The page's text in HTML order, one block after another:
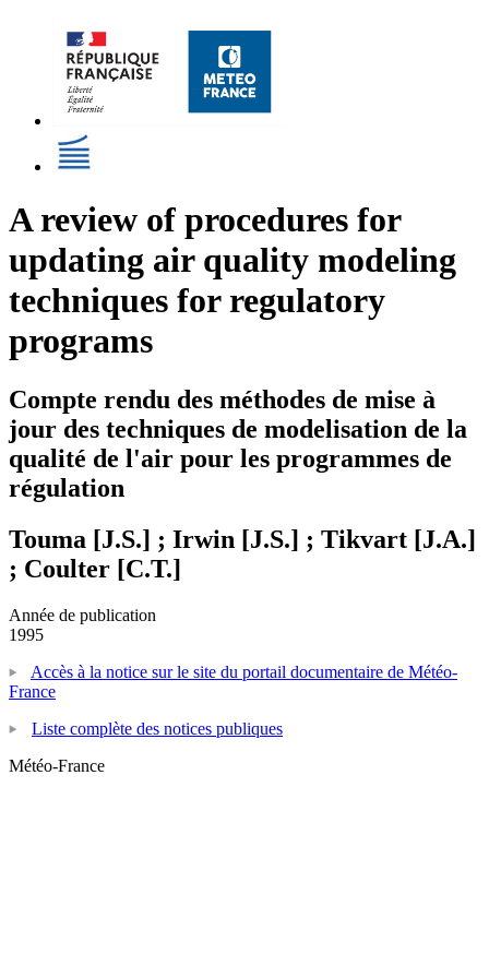
A review of procedures for
updating air quality modeling
techniques for regulatory
programs
Compte rendu des méthodes de mise à
jour des techniques de modelisation de la
qualité de l'air pour les programmes de
régulation
Touma [J.S.] ; Irwin [J.S.] ; Tikvart [J.A.]
; Coulter [C.T.]
Année de publication
1995
Accès à la notice sur le site du portail documentaire de Météo-
France
Liste complète des notices publiques
Météo-France